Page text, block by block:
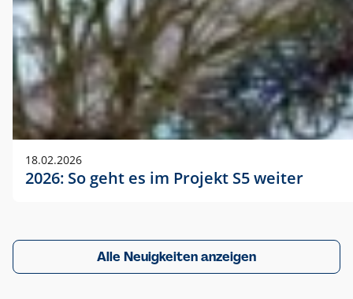
18.02.2026
2026: So geht es im Projekt S5 weiter
Alle Neuigkeiten anzeigen